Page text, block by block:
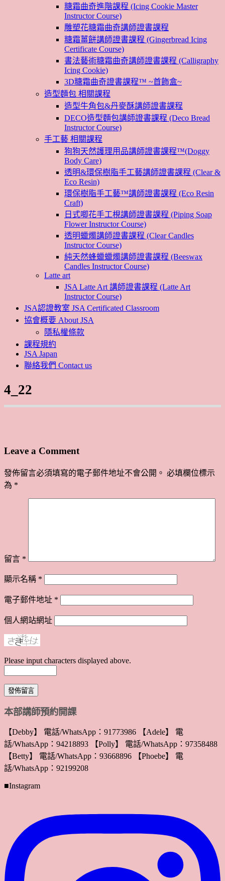
糖霜曲奇進階課程 (Icing Cookie Master
Instructor Course)
雕塑花糖霜曲奇講師證書課程
糖霜薑餅講師證書課程 (Gingerbread Icing
Certificate Course)
書法藝術糖霜曲奇講師證書課程 (Calligraphy
Icing Cookie)
3D糖霜曲奇證書課程™ ~首飾盒~
造型麵包 相關課程
造型牛角包&丹麥酥講師證書課程
DECO造型麵包講師證書課程 (Deco Bread
Instructor Course)
手工藝 相關課程
狗狗天然護理用品講師證書課程™(Doggy
Body Care)
透明&環保樹脂手工藝講師證書課程 (Clear &
Eco Resin)
環保樹脂手工藝™講師證書課程 (Eco Resin
Craft)
日式唧花手工梘講師證書課程 (Piping Soap
Flower Instructor Course)
透明蠟燭講師證書課程 (Clear Candles
Instructor Course)
純天然蜂蠟蠟燭講師證書課程 (Beeswax
Candles Instructor Course)
Latte art
JSA Latte Art 講師證書課程 (Latte Art
Instructor Course)
JSA認證教室 JSA Certificated Classroom
協會概要 About JSA
隱私權條款
課程規約
JSA Japan
聯絡我們 Contact us
4_22
Leave a Comment
發佈留言必須填寫的電子郵件地址不會公開。 必填欄位標示
為 *
留言 *
顯示名稱 *
電子郵件地址 *
個人網站網址
Please input characters displayed above.
本部講師預約開課
【Debby】 電話/WhatsApp：91773986 【Adele】 電
話/WhatsApp：94218893 【Polly】 電話/WhatsApp：97358488
【Betty】 電話/WhatsApp：93668896 【Phoebe】 電
話/WhatsApp：92199208
■Instagram